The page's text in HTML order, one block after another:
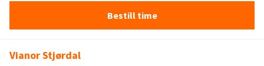
Bestill time
Vianor Stjørdal